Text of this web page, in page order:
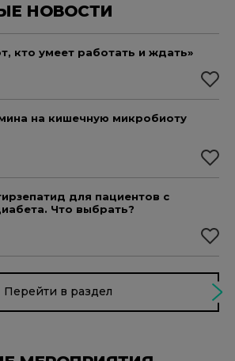
НОВОСТИ
кто умеет работать и ждать»
на кишечную микробиоту
для пациентов с
Что выбрать?
Перейти в раздел